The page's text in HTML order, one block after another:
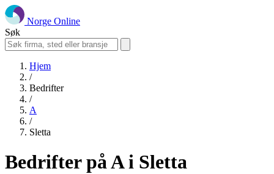
Norge Online
Søk
Hjem
/
Bedrifter
/
A
/
Sletta
Bedrifter på A i Sletta